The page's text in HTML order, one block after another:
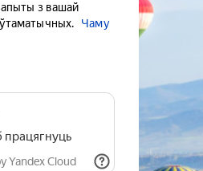
з вашай
Чаму
працягнуць
Yandex Cloud